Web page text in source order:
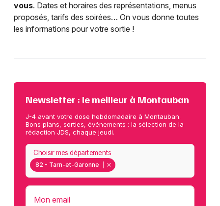
vous. Dates et horaires des représentations, menus
proposés, tarifs des soirées… On vous donne toutes
les informations pour votre sortie !
Newsletter : le meilleur à Montauban
J-4 avant votre dose hebdomadaire à Montauban.
Bons plans, sorties, événements : la sélection de la
rédaction JDS, chaque jeudi.
82 - Tarn-et-Garonne
Choisir mes départements
Mon email